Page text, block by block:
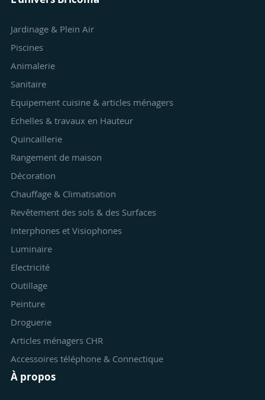
Jardinage & Plein Air
Piscines
Animalerie
Sanitaire
Equipement cuisine & articles ménagers
Echelles & travaux en Hauteur
Quincaillerie
Rangement de maison
Décoration
Chauffage & Climatisation
Revêtement des sols & des Surfaces
Interphones et Visiophones
Luminaire
Electricité
Outillage
Peinture
Droguerie
Articles ménagers CHR
Accessoires téléphone & Connectique
À propos